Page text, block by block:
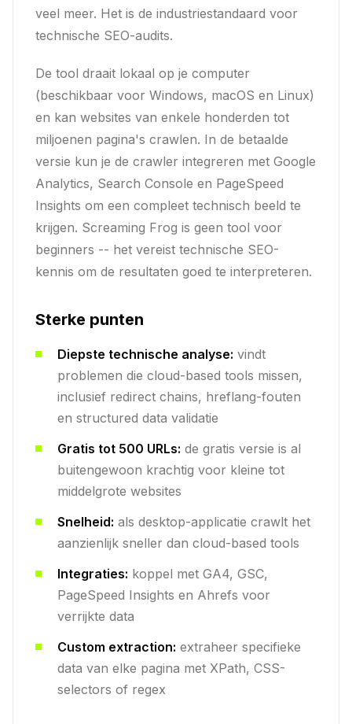
veel meer. Het is de industriestandaard voor
technische SEO-audits.
De tool draait lokaal op je computer
(beschikbaar voor Windows, macOS en Linux)
en kan websites van enkele honderden tot
miljoenen pagina's crawlen. In de betaalde
versie kun je de crawler integreren met Google
Analytics, Search Console en PageSpeed
Insights om een compleet technisch beeld te
krijgen. Screaming Frog is geen tool voor
beginners -- het vereist technische SEO-
kennis om de resultaten goed te interpreteren.
Sterke punten
Diepste technische analyse: vindt
problemen die cloud-based tools missen,
inclusief redirect chains, hreflang-fouten
en structured data validatie
Gratis tot 500 URLs: de gratis versie is al
buitengewoon krachtig voor kleine tot
middelgrote websites
Snelheid: als desktop-applicatie crawlt het
aanzienlijk sneller dan cloud-based tools
Integraties: koppel met GA4, GSC,
PageSpeed Insights en Ahrefs voor
verrijkte data
Custom extraction: extraheer specifieke
data van elke pagina met XPath, CSS-
selectors of regex